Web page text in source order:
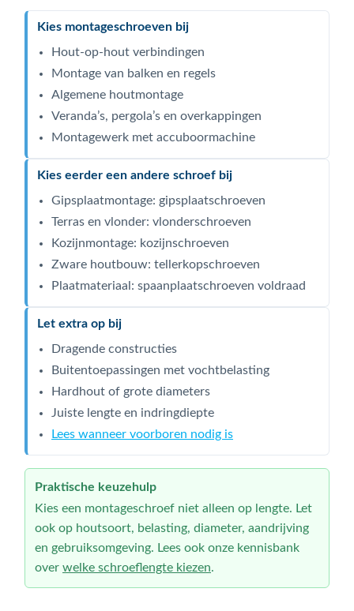
Kies montageschroeven bij
Hout-op-hout verbindingen
Montage van balken en regels
Algemene houtmontage
Veranda’s, pergola’s en overkappingen
Montagewerk met accuboormachine
Kies eerder een andere schroef bij
Gipsplaatmontage: gipsplaatschroeven
Terras en vlonder: vlonderschroeven
Kozijnmontage: kozijnschroeven
Zware houtbouw: tellerkopschroeven
Plaatmateriaal: spaanplaatschroeven voldraad
Let extra op bij
Dragende constructies
Buitentoepassingen met vochtbelasting
Hardhout of grote diameters
Juiste lengte en indringdiepte
Lees wanneer voorboren nodig is
Praktische keuzehulp
Kies een montageschroef niet alleen op lengte. Let
ook op houtsoort, belasting, diameter, aandrijving
en gebruiksomgeving. Lees ook onze kennisbank
over welke schroeflengte kiezen.